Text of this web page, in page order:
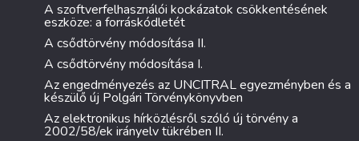
A szoftverfelhasználói kockázatok csökkentésének
eszköze: a forráskódletét
A csődtörvény módosítása II.
A csődtörvény módosítása I.
Az engedményezés az UNCITRAL egyezményben és a
készülő új Polgári Törvénykönyvben
Az elektronikus hírközlésről szóló új törvény a
2002/58/ek irányelv tükrében II.